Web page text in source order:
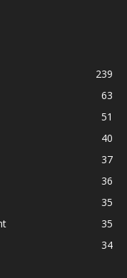
239
63
51
40
37
36
35
35
34